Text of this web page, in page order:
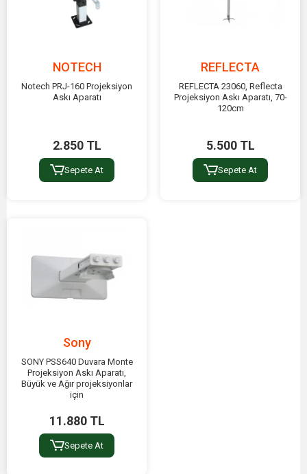
NOTECH
Notech PRJ-160 Projeksiyon
Askı Aparatı
2.850 TL
Sepete At
REFLECTA
REFLECTA 23060, Reflecta
Projeksiyon Askı Aparatı, 70-
120cm
5.500 TL
Sepete At
Sony
SONY PSS640 Duvara Monte
Projeksiyon Askı Aparatı,
Büyük ve Ağır projeksiyonlar
için
11.880 TL
Sepete At